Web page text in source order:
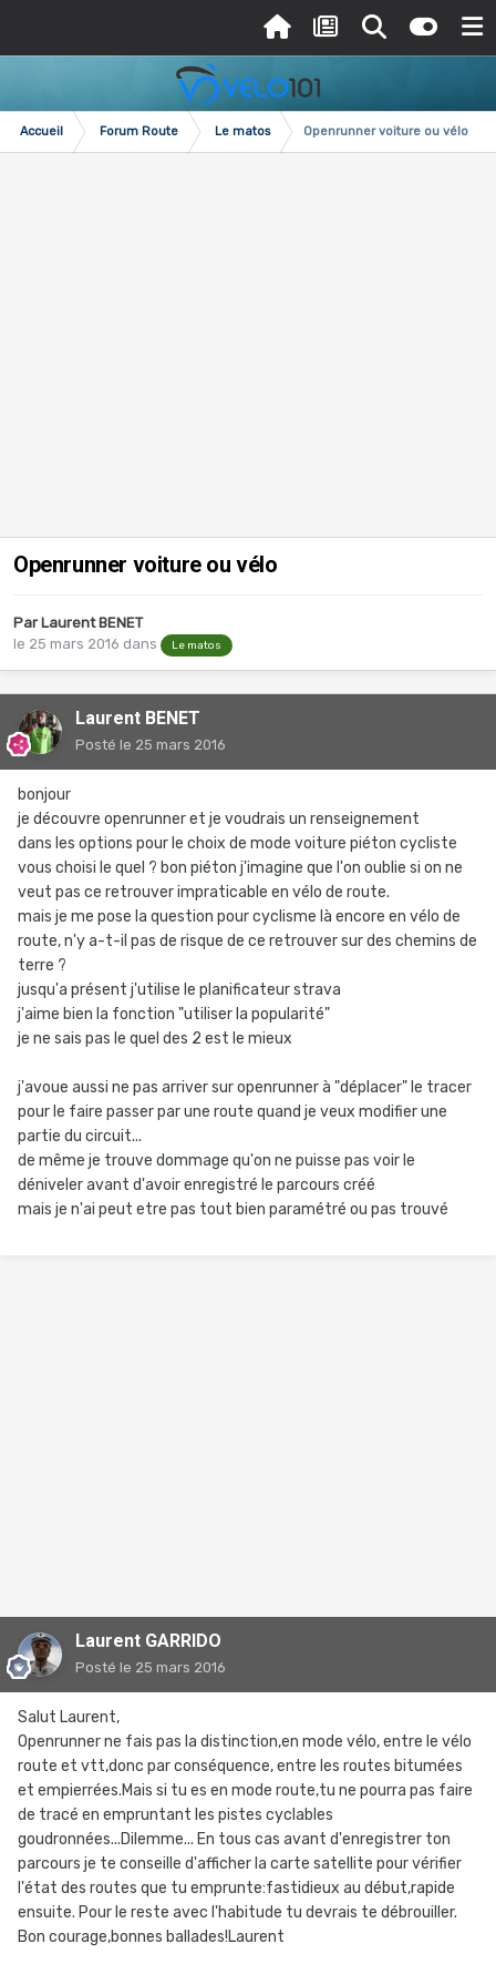
Accueil Forum Route Le matos Openrunner voiture ou vélo
Openrunner voiture ou vélo
Par Laurent BENET
le 25 mars 2016 dans Le matos
Laurent BENET
Posté le 25 mars 2016
bonjour
je découvre openrunner et je voudrais un renseignement
dans les options pour le choix de mode voiture piéton cycliste
vous choisi le quel ? bon piéton j'imagine que l'on oublie si on ne
veut pas ce retrouver impraticable en vélo de route.
mais je me pose la question pour cyclisme là encore en vélo de
route, n'y a-t-il pas de risque de ce retrouver sur des chemins de
terre ?
jusqu'a présent j'utilise le planificateur strava
j'aime bien la fonction "utiliser la popularité"
je ne sais pas le quel des 2 est le mieux
j'avoue aussi ne pas arriver sur openrunner à "déplacer" le tracer
pour le faire passer par une route quand je veux modifier une
partie du circuit...
de même je trouve dommage qu'on ne puisse pas voir le
déniveler avant d'avoir enregistré le parcours créé
mais je n'ai peut etre pas tout bien paramétré ou pas trouvé
Laurent GARRIDO
Posté le 25 mars 2016
Salut Laurent,
Openrunner ne fais pas la distinction,en mode vélo, entre le vélo
route et vtt,donc par conséquence, entre les routes bitumées
et empierrées.Mais si tu es en mode route,tu ne pourra pas faire
de tracé en empruntant les pistes cyclables
goudronnées...Dilemme... En tous cas avant d'enregistrer ton
parcours je te conseille d'afficher la carte satellite pour vérifier
l'état des routes que tu emprunte:fastidieux au début,rapide
ensuite. Pour le reste avec l'habitude tu devrais te débrouiller.
Bon courage,bonnes ballades!Laurent